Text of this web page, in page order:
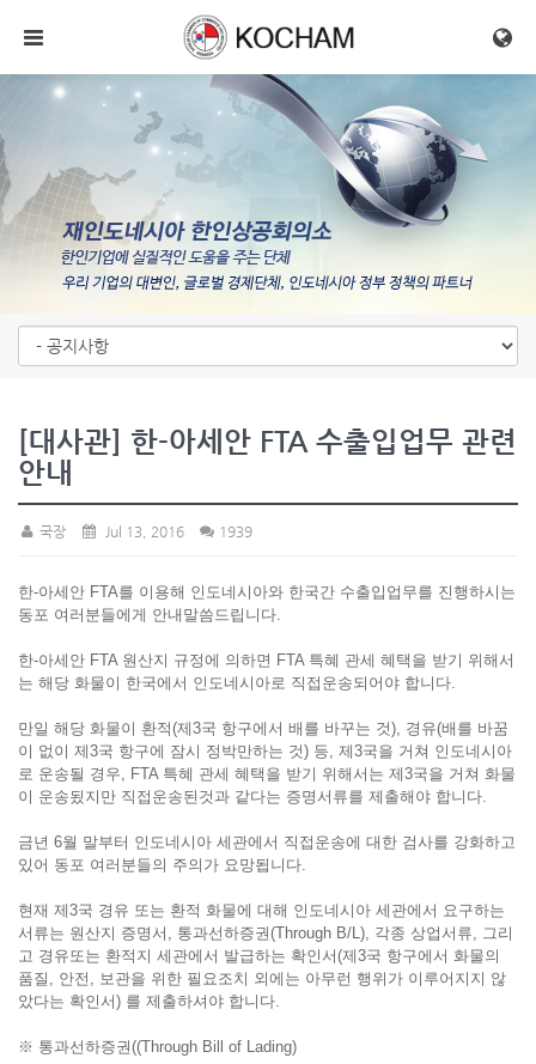
메뉴 건너뛰기
[대사관] 한-아세안 FTA 수출입업무 관련
안내
국장 Jul 13, 2016 1939
한-아세안 FTA를 이용해 인도네시아와 한국간 수출입업무를 진행하시는
동포 여러분들에게 안내말씀드립니다.
한-아세안 FTA 원산지 규정에 의하면 FTA 특혜 관세 혜택을 받기 위해서
는 해당 화물이 한국에서 인도네시아로 직접운송되어야 합니다.
만일 해당 화물이 환적(제3국 항구에서 배를 바꾸는 것), 경유(배를 바꿈
이 없이 제3국 항구에 잠시 정박만하는 것) 등, 제3국을 거쳐 인도네시아
로 운송될 경우, FTA 특혜 관세 혜택을 받기 위해서는 제3국을 거쳐 화물
이 운송됬지만 직접운송된것과 같다는 증명서류를 제출해야 합니다.
금년 6월 말부터 인도네시아 세관에서 직접운송에 대한 검사를 강화하고
있어 동포 여러분들의 주의가 요망됩니다.
현재 제3국 경유 또는 환적 화물에 대해 인도네시아 세관에서 요구하는
서류는 원산지 증명서, 통과선하증권(Through B/L), 각종 상업서류, 그리
고 경유또는 환적지 세관에서 발급하는 확인서(제3국 항구에서 화물의
품질, 안전, 보관을 위한 필요조치 외에는 아무런 행위가 이루어지지 않
았다는 확인서) 를 제출하셔야 합니다.
※ 통과선하증권((Through Bill of Lading)